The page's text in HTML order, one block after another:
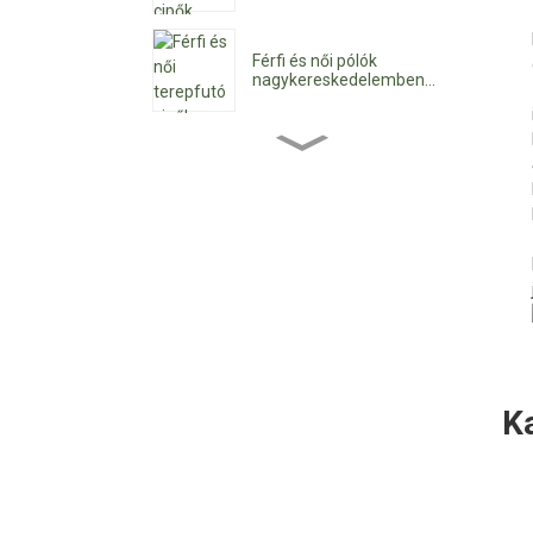
Férfi és női pólók
nagykereskedelemben...